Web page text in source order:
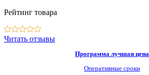
Рейтинг товара
Читать отзывы
Программа лучшая цена
Оперативные сроки